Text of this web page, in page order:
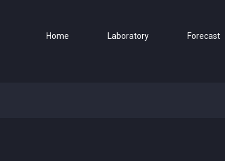
Home Laboratory Forecast